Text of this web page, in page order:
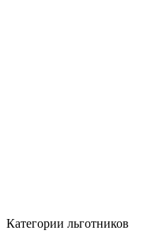
Категории льготников